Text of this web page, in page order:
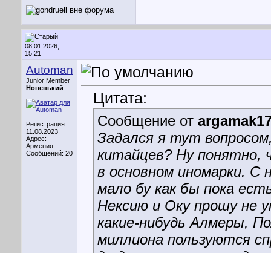
08.01.2026,
15:21
Automan
Junior Member
Новенький
Регистрация:
11.08.2023
Адрес:
Армения
Сообщений: 20
Цитата:
Сообщение от
Задался я тут
китайцев? Ну
в основном иномарки. С
мало бу как бы пока
Нексию и Оку прошу не
какие-нибудь Алмеры,
миллиона пользуются